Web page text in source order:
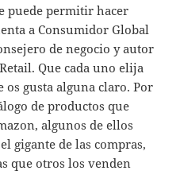
puede permitir hacer
a Consumidor Global
de negocio y autor
Que cada uno elija
os gusta alguna claro. Por
de productos que
algunos de ellos
gigante de las compras,
que otros los venden